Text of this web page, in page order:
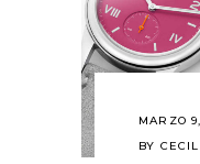
MARZO
BY